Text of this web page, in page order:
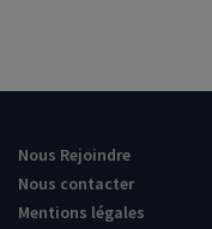
Nous Rejoindre
Nous contacter
Mentions légales